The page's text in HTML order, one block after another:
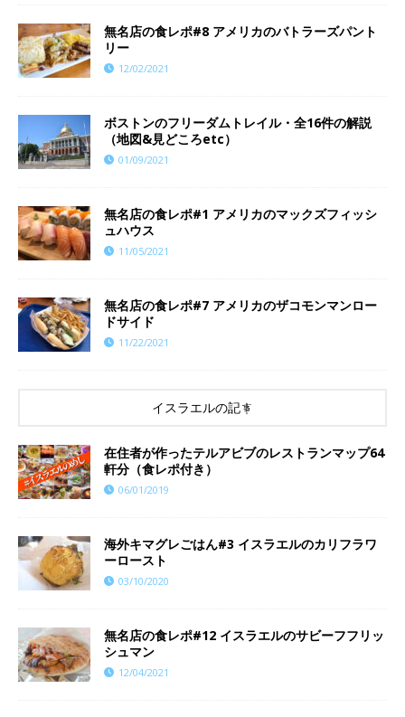
無名店の食レポ#8 アメリカのバトラーズパント
リー
12/02/2021
ボストンのフリーダムトレイル・全16件の解説
（地図&見どころetc）
01/09/2021
無名店の食レポ#1 アメリカのマックズフィッシ
ュハウス
11/05/2021
​​無名店の食レポ#7 アメリカのザコモンマンロー
ドサイド
11/22/2021
イスラエルの記事
在住者が作ったテルアビブのレストランマップ64
軒分（食レポ付き）
06/01/2019
海外キマグレごはん#3 イスラエルのカリフラワ
ーロースト
03/10/2020
無名店の食レポ#12 イスラエルのサビーフフリッ
シュマン
12/04/2021